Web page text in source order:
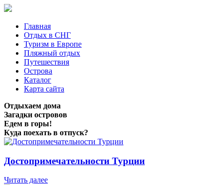
Главная
Отдых в СНГ
Туризм в Европе
Пляжный отдых
Путешествия
Острова
Каталог
Карта сайта
Отдыхаем дома
Загадки островов
Едем в горы!
Куда поехать в отпуск?
Достопримечательности Турции
Читать далее